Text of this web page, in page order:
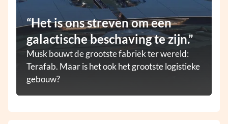
“Het is ons streven om een
galactische beschaving te zijn.”
Musk bouwt de grootste fabriek ter wereld:
Terafab. Maar is het ook het grootste logistieke
gebouw?